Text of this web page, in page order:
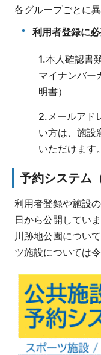
各グループごとに
利用者登録に
1.本人確認書
マイナンバー
明書）
2.メールアド
い方は、施設
いただけます
予約システム
利用者登録や施設
日から公開してい
川跡地公園につい
ツ施設については